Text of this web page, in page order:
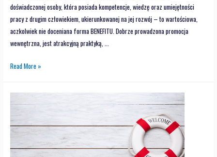
doświadczonej osoby, która posiada kompetencje, wiedzę oraz umiejętności
pracy z drugim człowiekiem, ukierunkowanej na jej rozwój – to wartościowa,
aczkolwiek nie doceniana forma BENEFITU. Dobrze prowadzona promocja
wewnętrzna, jest atrakcyjną praktyką, …
Read More »